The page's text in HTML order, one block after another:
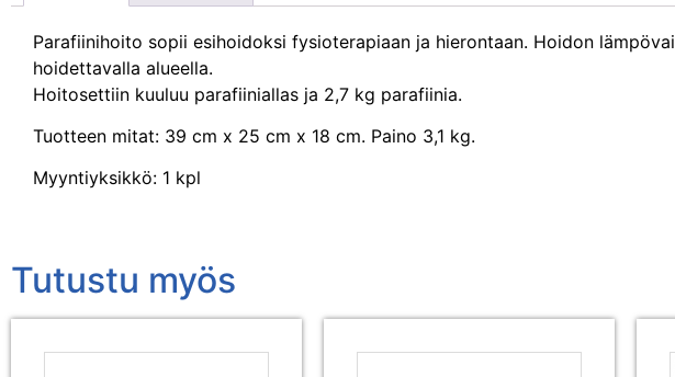
Parafiinihoito sopii esihoidoksi fysioterapiaan ja hierontaan. Hoidon
hoidettavalla alueella.
Hoitosettiin kuuluu parafiiniallas ja 2,7 kg parafiinia.
Tuotteen mitat: 39 cm x 25 cm x 18 cm. Paino 3,1 kg.
Myyntiyksikkö: 1 kpl
Tutustu myös